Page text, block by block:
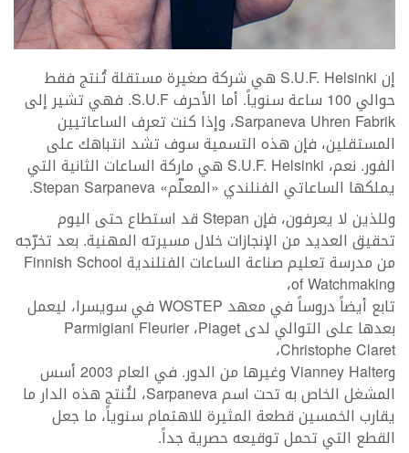
إن S.U.F. Helsinki هي شركة صغيرة مستقلة تُنتج فقط
حوالي 100 ساعة سنوياً. أما الأحرف S.U.F. فهي تشير إلى
Sarpaneva Uhren Fabrik، وإذا كنت تعرف الساعاتيين
المستقلين، فإن هذه التسمية سوف تشد انتباهك على
الفور. نعم، S.U.F. Helsinki هي ماركة الساعات الثانية التي
يملكها الساعاتي الفنلندي «المعلّم» Stepan Sarpaneva.
وللذين لا يعرفون، فإن Stepan قد استطاع حتى اليوم
تحقيق العديد من الإنجازات خلال مسيرته المهنية. بعد تخرّجه
من مدرسة تعليم صناعة الساعات الفنلندية Finnish School
of Watchmaking،
تابع أيضاً دروساً في معهد WOSTEP في سويسرا، ليعمل
بعدها على التوالي لدى Parmigiani Fleurier ،Piaget
،Christophe Claret
وVianney Halter وغيرها من الدور. في العام 2003 أسس
المشغل الخاص به تحت اسم Sarpaneva، لتُنتج هذه الدار ما
يقارب الخمسين قطعة المثيرة للاهتمام سنوياً، ما جعل
القطع التي تحمل توقيعه حصرية جداً.